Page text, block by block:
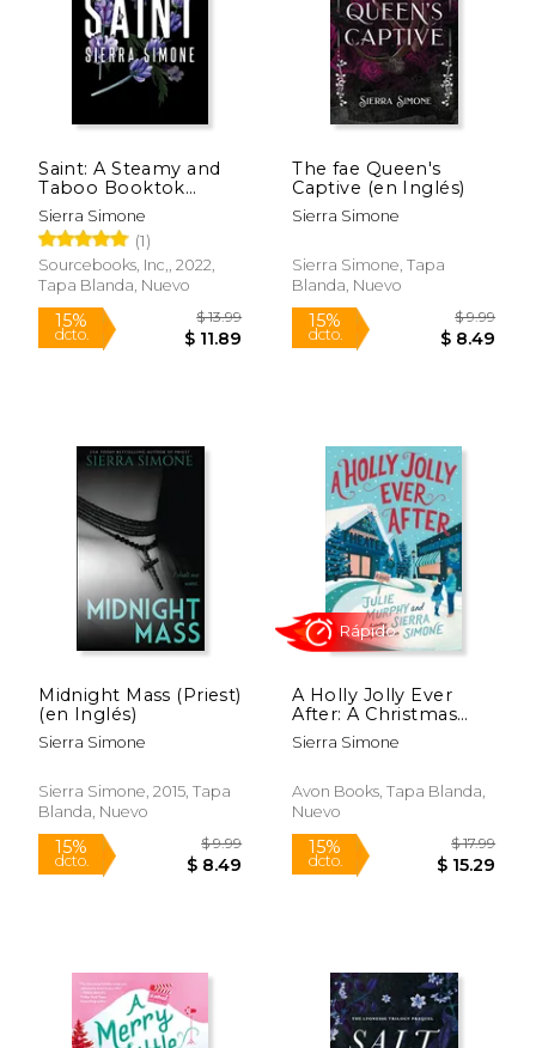
15%
dcto. $ 11.89 dcto.
Saint: A Steamy and
Taboo Booktok
Sensation (en Inglés)
Sierra Simone
(1)
Sourcebooks, Inc,, 2022,
Tapa Blanda, Nuevo
15%
dcto. $ 11.89
The fae Queen's
Captive (en Inglés)
Sierra Simone
Sierra Simone, Tapa
Blanda, Nuevo
15%
dcto. $
Midnight Mass (Priest)
(en Inglés)
Sierra Simone
Sierra Simone, 2015, Tapa
Blanda, Nuevo
A Holly Jolly Ever
After: A Christmas
Notch Novel (en
Inglés)
Sierra Simone
Avon Books, Tapa Blanda,
Nuevo